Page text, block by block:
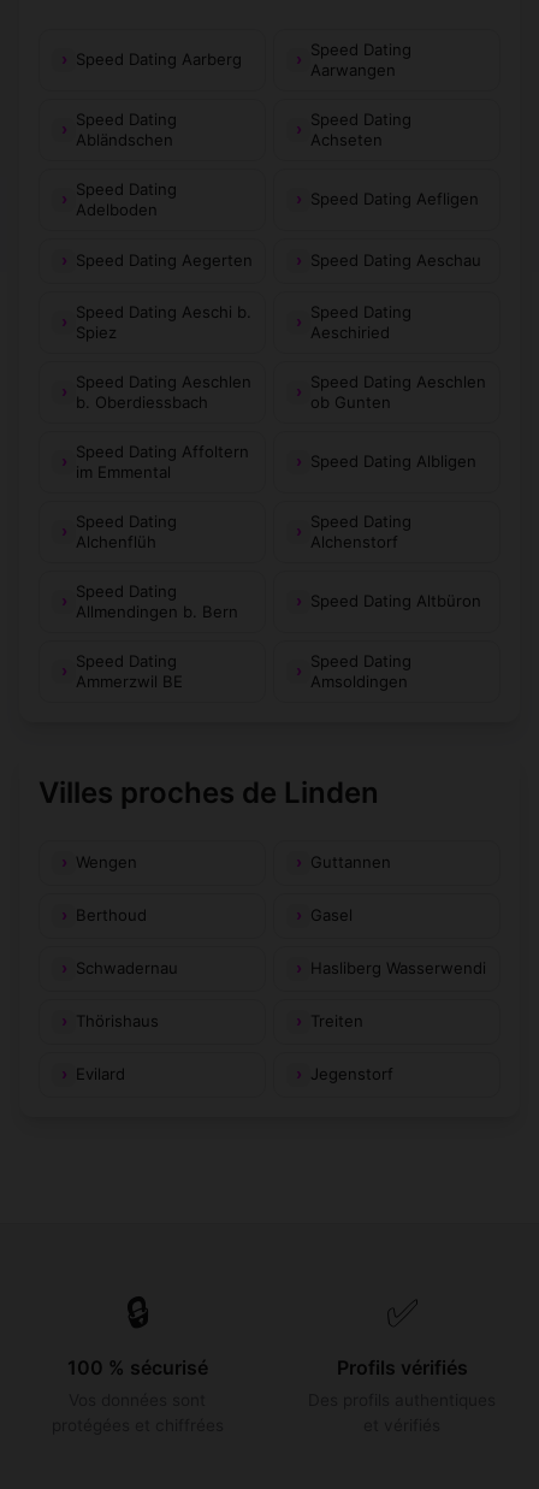
Speed Dating Aarberg
Speed Dating
Aarwangen
Speed Dating
Abländschen
Speed Dating
Achseten
Speed Dating
Adelboden
Speed Dating Aefligen
Speed Dating Aegerten Speed Dating Aeschau
Speed Dating Aeschi b.
Spiez
Speed Dating
Aeschiried
Speed Dating Aeschlen
b. Oberdiessbach
Speed Dating Aeschlen
ob Gunten
Speed Dating Affoltern
im Emmental
Speed Dating Albligen
Speed Dating
Alchenflüh
Speed Dating
Alchenstorf
Speed Dating
Allmendingen b. Bern
Speed Dating Altbüron
Speed Dating
Ammerzwil BE
Speed Dating
Amsoldingen
Villes proches de Linden
Wengen Guttannen
Berthoud Gasel
Schwadernau Hasliberg Wasserwendi
Thörishaus Treiten
Evilard Jegenstorf
🔒
100 % sécurisé
✅
Profils vérifiés